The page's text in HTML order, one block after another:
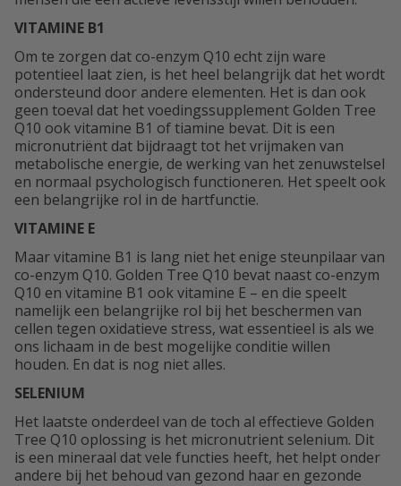
VITAMINE B1
Om te zorgen dat co-enzym Q10 echt zijn ware
potentieel laat zien, is het heel belangrijk dat het wordt
ondersteund door andere elementen. Het is dan ook
geen toeval dat het voedingssupplement Golden Tree
Q10 ook vitamine B1 of tiamine bevat. Dit is een
micronutriënt dat bijdraagt tot het vrijmaken van
metabolische energie, de werking van het zenuwstelsel
en normaal psychologisch functioneren. Het speelt ook
een belangrijke rol in de hartfunctie.
VITAMINE E
Maar vitamine B1 is lang niet het enige steunpilaar van
co-enzym Q10. Golden Tree Q10 bevat naast co-enzym
Q10 en vitamine B1 ook vitamine E – en die speelt
namelijk een belangrijke rol bij het beschermen van
cellen tegen oxidatieve stress, wat essentieel is als we
ons lichaam in de best mogelijke conditie willen
houden. En dat is nog niet alles.
SELENIUM
Het laatste onderdeel van de toch al effectieve Golden
Tree Q10 oplossing is het micronutrient selenium. Dit
is een mineraal dat vele functies heeft, het helpt onder
andere bij het behoud van gezond haar en gezonde